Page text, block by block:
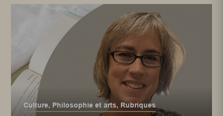
Culture, Philosophie et arts, Rubriques